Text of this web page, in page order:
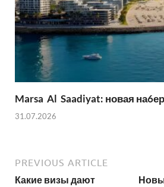
Marsa Al Saadiyat: новая
31.07.2026
PREVIOUS ARTICLE
Какие визы дают